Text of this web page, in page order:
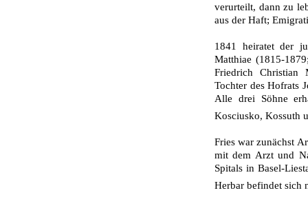
verurteilt, dann zu
aus der Haft;
1841 heiratet der
Matthiae (1815-
Friedrich Christian
Tochter des Hofrats
Alle drei Söhne
Kosciusko, Kossuth
Fries war zunächst
mit dem Arzt und
Spitals in Basel-
Herbar befindet sich